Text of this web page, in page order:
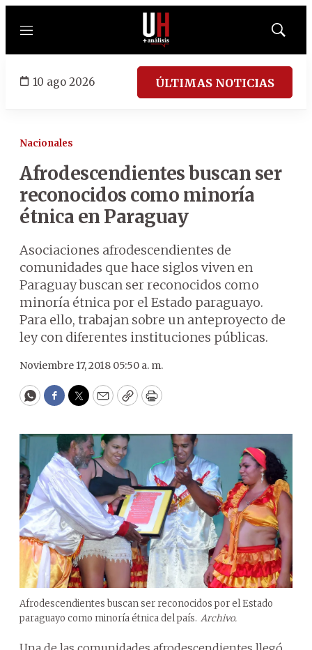
Menú
Mostrar
10 ago 2026 ÚLTIMAS NOTICIAS
Nacionales
Afrodescendientes buscan ser
reconocidos como minoría
étnica en Paraguay
Asociaciones afrodescendientes de
comunidades que hace siglos viven en
Paraguay buscan ser reconocidos como
minoría étnica por el Estado paraguayo.
Para ello, trabajan sobre un anteproyecto de
ley con diferentes instituciones públicas.
Noviembre 17, 2018 05:50 a. m.
WhatsApp
Facebook
Twitter
EmailCopyPrint
Afrodescendientes buscan ser reconocidos por el Estado
paraguayo como minoría étnica del país. Archivo.